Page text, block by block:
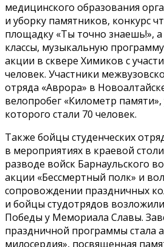
медицинского образования
и уборку памятников, конкурс
площадку «Ты точно знаешь!»,
классы, музыкальную
акции в сквере Химиков с
человек. Участники
отряда «Аврора» в
велопробег «Километр
которого стали 70 человек.
Также бойцы студенческих
в мероприятиях в краевой
разводе войск Барнаульского
акции «Бессмертный полк» и
сопровождении праздничных
и бойцы студотрядов
Победы у Мемориала Славы.
праздничной программы стала
милосердия», посвященная